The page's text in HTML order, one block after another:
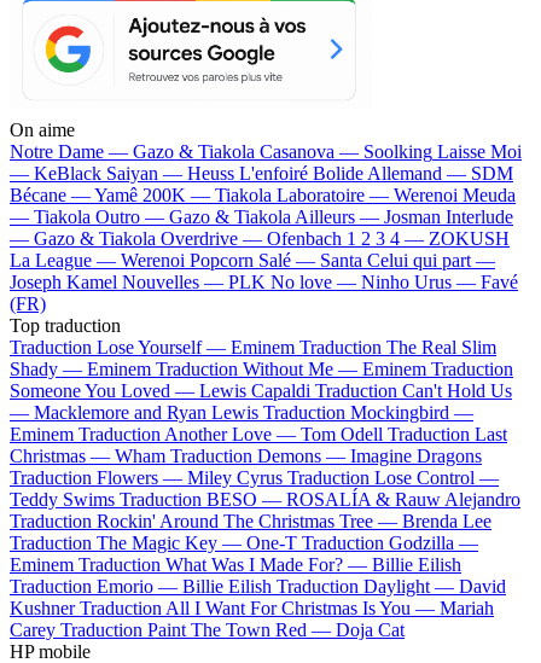
On aime
Notre Dame — Gazo & Tiakola Casanova — Soolking Laisse Moi
— KeBlack Saiyan — Heuss L'enfoiré Bolide Allemand — SDM
Bécane —Yamê 200K — Tiakola Laboratoire — Werenoi Meuda
— Tiakola Outro — Gazo & Tiakola Ailleurs — Josman Interlude
— Gazo & Tiakola Overdrive — Ofenbach 1 2 3 4 — ZOKUSH
La League — Werenoi Popcorn Salé — Santa Celui qui part —
Joseph Kamel Nouvelles — PLK No love — Ninho Urus — Favé
(FR)
Top traduction
Traduction Lose Yourself — Eminem Traduction The Real Slim
Shady — Eminem Traduction Without Me — Eminem Traduction
Someone You Loved — Lewis Capaldi Traduction Can't Hold Us
— Macklemore and Ryan Lewis Traduction Mockingbird —
Eminem Traduction Another Love — Tom Odell Traduction Last
Christmas — Wham Traduction Demons — Imagine Dragons
Traduction Flowers — Miley Cyrus Traduction Lose Control —
Teddy Swims Traduction BESO — ROSALÍA & Rauw Alejandro
Traduction Rockin' Around The Christmas Tree — Brenda Lee
Traduction The Magic Key — One-T Traduction Godzilla —
Eminem Traduction What Was I Made For? — Billie Eilish
Traduction Emorio — Billie Eilish Traduction Daylight — David
Kushner Traduction All I Want For Christmas Is You — Mariah
Carey Traduction Paint The Town Red — Doja Cat
HP mobile